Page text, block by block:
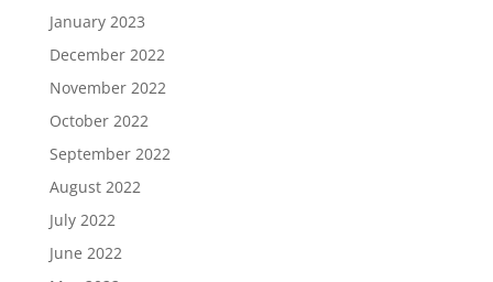
January 2023
December 2022
November 2022
October 2022
September 2022
August 2022
July 2022
June 2022